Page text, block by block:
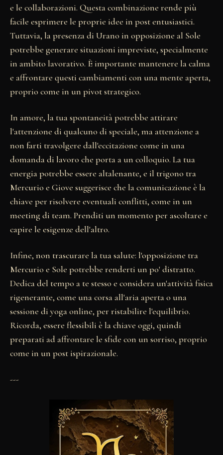
e le collaborazioni. Questa combinazione rende più
facile esprimere le proprie idee in post entusiastici.
Tuttavia, la presenza di Urano in opposizione al Sole
potrebbe generare situazioni impreviste, specialmente
in ambito lavorativo. È importante mantenere la calma
e affrontare questi cambiamenti con una mente aperta,
proprio come in un pivot strategico.
In amore, la tua spontaneità potrebbe attirare
l'attenzione di qualcuno di speciale, ma attenzione a
non farti travolgere dall'eccitazione come in una
domanda di lavoro che porta a un colloquio. La tua
energia potrebbe essere altalenante, e il trigono tra
Mercurio e Giove suggerisce che la comunicazione è la
chiave per risolvere eventuali conflitti, come in un
meeting di team. Prenditi un momento per ascoltare e
capire le esigenze dell'altro.
Infine, non trascurare la tua salute: l'opposizione tra
Mercurio e Sole potrebbe renderti un po' distratto.
Dedica del tempo a te stesso e considera un'attività fisica
rigenerante, come una corsa all'aria aperta o una
sessione di yoga online, per ristabilire l'equilibrio.
Ricorda, essere flessibili è la chiave oggi, quindi
preparati ad affrontare le sfide con un sorriso, proprio
come in un post ispirazionale.
---